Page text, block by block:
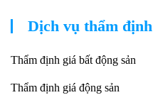
Dịch vụ thẩm định
Thẩm định giá bất động sản
Thẩm định giá động sản